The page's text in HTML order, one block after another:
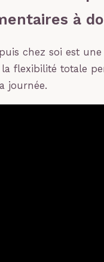
à
chez soi est
flexibilité totale
journée.